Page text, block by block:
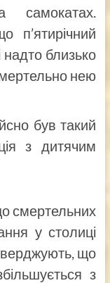
самокатах.
п’ятирічний
надто близько
нею
був такий
з дитячим
смертельних
у столиці
що
з